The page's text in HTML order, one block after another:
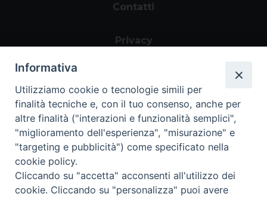
Contatti
Privacy
Area riservata
Informativa
Utilizziamo cookie o tecnologie simili per
finalità tecniche e, con il tuo consenso, anche per
altre finalità ("interazioni e funzionalità semplici",
"miglioramento dell'esperienza", "misurazione" e
"targeting e pubblicità") come specificato nella
cookie policy.
Cliccando su "accetta" acconsenti all'utilizzo dei
cookie. Cliccando su "personalizza" puoi avere